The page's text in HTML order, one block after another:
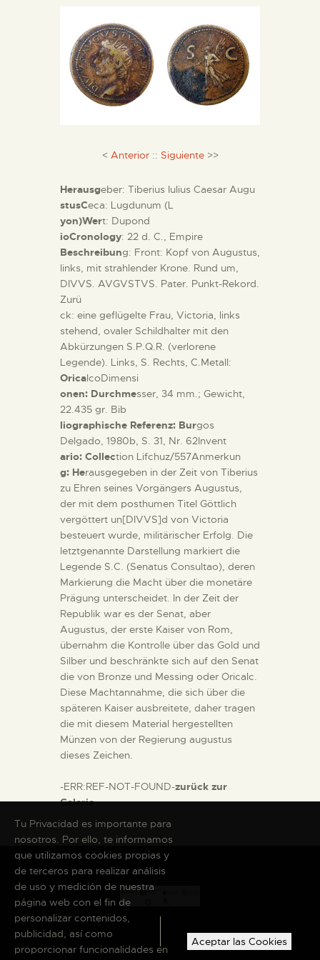
DIGITALE RESSOURCEN
DEUTSCH
< Anterior :: Siguiente>>
Herausgeber: Tiberius Iulius Caesar Augu
stusCeca: Lugdunum (L
yon)Wert: Dupond
ioCronology: 22 d. C., Empire
Beschreibung: Front: Kopf von Augustus,
links, mit strahlender Krone. Rund um,
DIVVS. AVGVSTVS. Pater. Punkt-Rekord.
Zurü
ck: eine geflügelte Frau, Victoria, links
stehend, ovaler Schildhalter mit den
Abkürzungen S.P.Q.R. (verlorene
Legende). Links, S. Rechts, C.Metall:
OricalcoDimensi
onen: Durchmesser, 34 mm.; Gewicht,
22.435 gr. Bib
liographische Referenz: Burgos
Delgado, 1980b, S. 31, Nr. 62Invent
ario: Collection Lifchuz/557Anmerkun
g: Herausgegeben in der Zeit von Tiberius
zu Ehren seines Vorgängers Augustus,
der mit dem posthumen Titel Göttlich
vergöttert un[DIVVS]d von Victoria
besteuert wurde, militärischer Erfolg. Die
letztgenannte Darstellung markiert die
Legende S.C. (Senatus Consultao), deren
Markierung die Macht über die monetäre
Prägung unterscheidet. In der Zeit der
Republik war es der Senat, aber
Augustus, der erste Kaiser von Rom,
übernahm die Kontrolle über das Gold und
Silber und beschränkte sich auf den Senat
die von Bronze und Messing oder Oricalc.
Diese Machtannahme, die sich über die
späteren Kaiser ausbreitete, daher tragen
die mit diesem Material hergestellten
Münzen von der Regierung augustus
dieses Zeichen.
-ERR:REF-NOT-FOUND-zurück zur
Galerie
Tu Privacidad es importante para
nosotros. Por ello, te informamos
que utilizamos cookies propias y
de terceros para realizar análisis
de uso y medición de nuestra
página web con el fin de
personalizar contenidos,
publicidad, así como
proporcionar funcionalidades en
Aceptar las Cookies